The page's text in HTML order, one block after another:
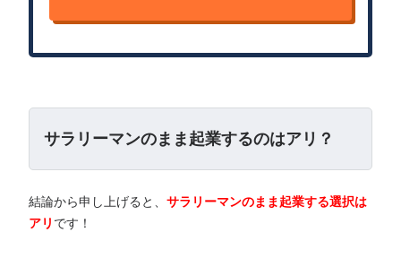
サラリーマンのまま起業するのはアリ？
結論から申し上げると、 サラリーマンのまま起業する選択は
アリ です！